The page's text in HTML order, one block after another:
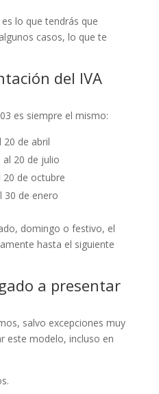
lo que tendrás que
casos, lo que te
del IVA
es siempre el mismo:
20 de abril
al 20 de julio
20 de octubre
30 de enero
domingo o festivo, el
hasta el siguiente
a presentar
salvo excepciones muy
este modelo, incluso en